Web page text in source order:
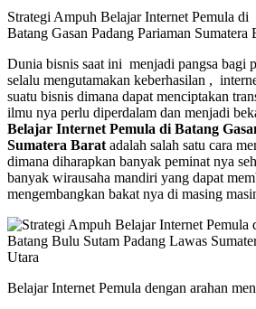
Strategi Ampuh Belajar Internet Pemula di
Batang Gasan Padang Pariaman Sumatera
Dunia bisnis saat ini menjadi pangsa bagi
selalu mengutamakan keberhasilan ,
suatu bisnis dimana dapat menciptakan
ilmu nya perlu diperdalam dan menjadi
Belajar Internet Pemula di Batang
Sumatera Barat adalah salah satu cara
dimana diharapkan banyak peminat nya
banyak wirausaha mandiri yang dapat
mengembangkan bakat nya di masing
Belajar Internet Pemula dengan arahan